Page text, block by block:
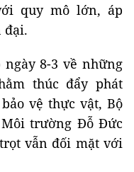
quy mô lớn, áp
đại.
8-3 về những
thúc đẩy phát
vệ thực vật, Bộ
trường Đỗ Đức
vẫn đối mặt với